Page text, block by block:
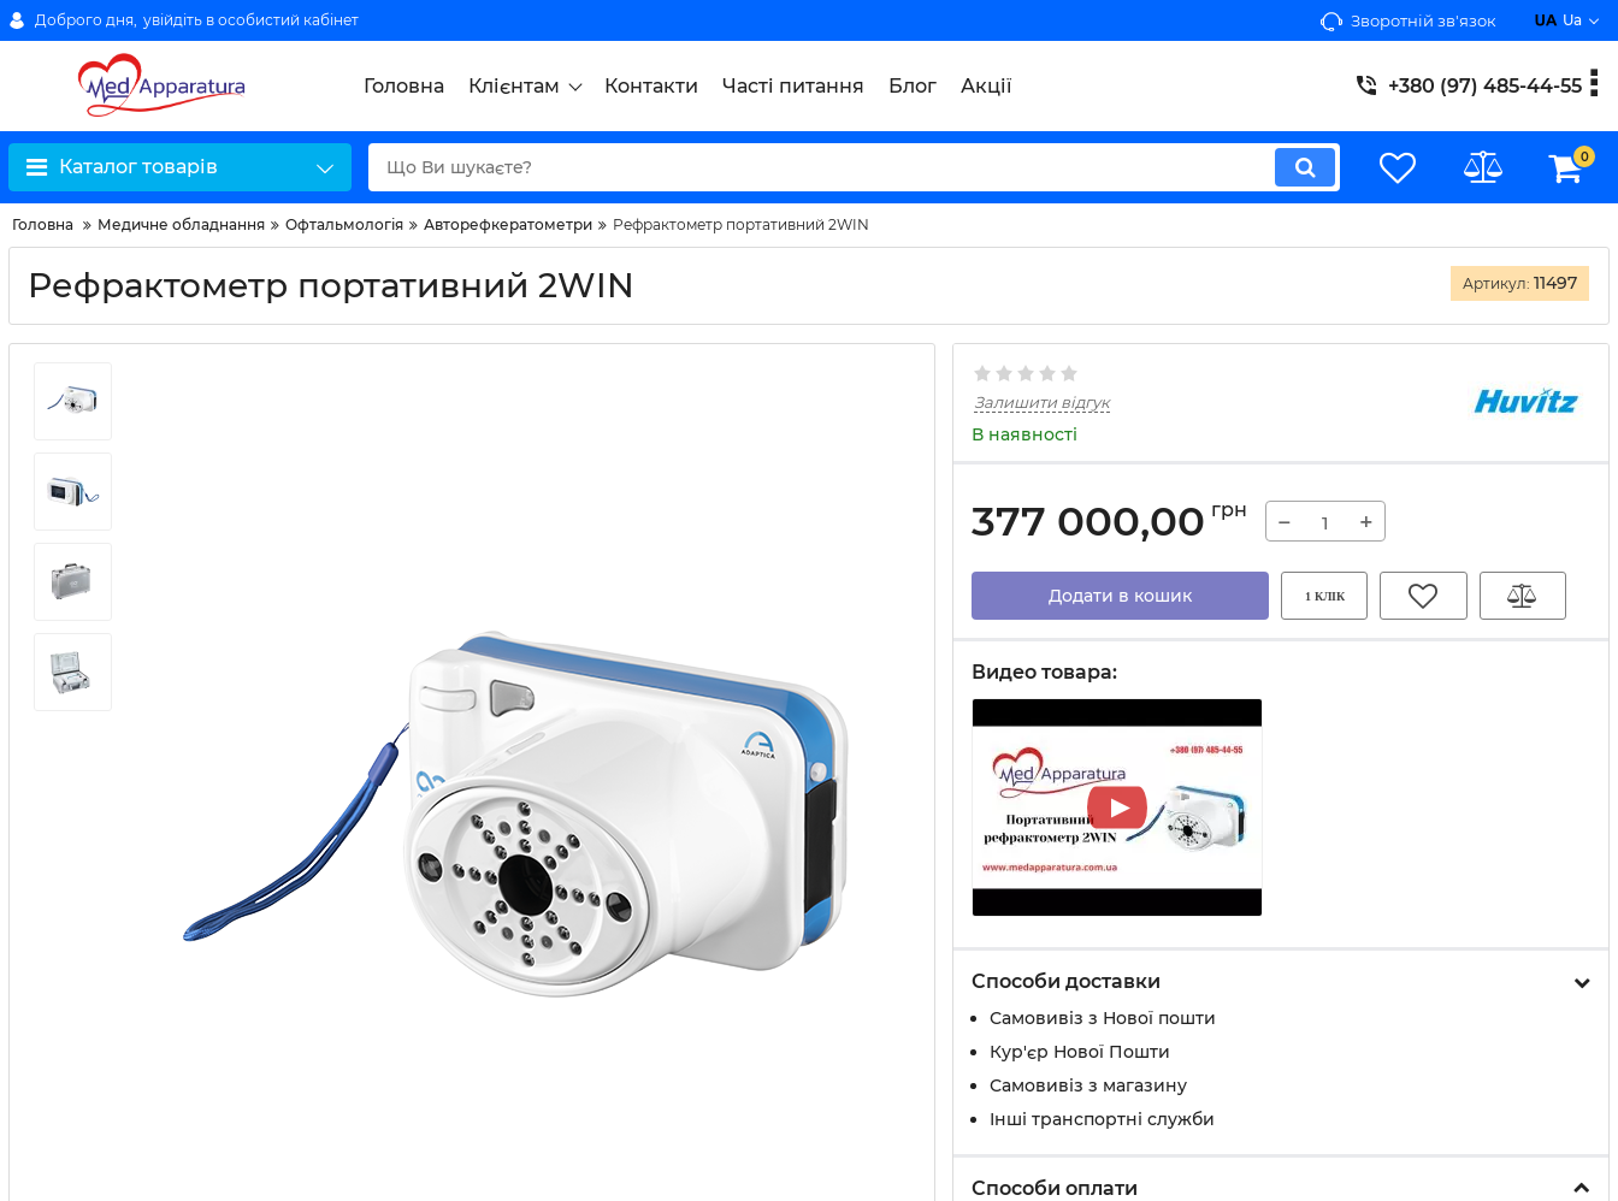
Доброго дня, увійдіть в особистий кабінет Зворотній зв'язок Ua
Головна Клієнтам Контакти Часті питання Блог Акції +380 (97) 485-44-55
Каталог товарів 0
Головна Медичне обладнання Офтальмологія Авторефкератометри Рефрактометр портативний 2WIN
Рефрактометр портативний 2WIN Артикул: 11497
Залишити відгук
В наявності
377 000,00 грн − +
Додати в кошик 1 КЛІК
Видео товара:
Способи доставки
Самовивіз з Нової пошти
Кур'єр Нової Пошти
Самовивіз з магазину
Інші транспортні служби
Способи оплати